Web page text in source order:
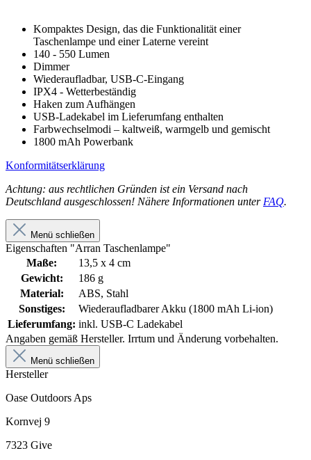
Kompaktes Design, das die Funktionalität einer
Taschenlampe und einer Laterne vereint
140 - 550 Lumen
Dimmer
Wiederaufladbar, USB-C-Eingang
IPX4 - Wetterbeständig
Haken zum Aufhängen
USB-Ladekabel im Lieferumfang enthalten
Farbwechselmodi – kaltweiß, warmgelb und gemischt
1800 mAh Powerbank
Konformitätserklärung
Achtung: aus rechtlichen Gründen ist ein Versand nach
Deutschland ausgeschlossen! Nähere Informationen unter FAQ.
Menü schließen
Eigenschaften "Arran Taschenlampe"
Maße:
13,5 x 4 cm
Gewicht:
186 g
Material:
ABS, Stahl
Sonstiges:
Wiederaufladbarer Akku (1800 mAh Li-ion)
Lieferumfang: inkl. USB-C Ladekabel
Angaben gemäß Hersteller. Irrtum und Änderung vorbehalten.
Menü schließen
Hersteller
Oase Outdoors Aps
Kornvej 9
7323 Give